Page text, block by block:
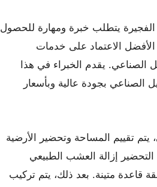
يتطلب خبرة ومهارة للحصول
الأفضل الاعتماد على خدمات
يقدم الخبراء في هذا
الصناعي بجودة عالية وبأسعار
يتم تقييم المساحة وتحضير الأرضية
إزالة العشب الطبيعي
قاعدة متينة. بعد ذلك، يتم تركيب